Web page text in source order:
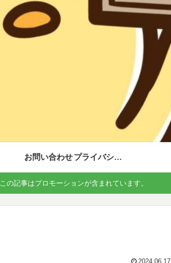
お問い合わせ プライバシーポリシー
この記事はプロモーションが含まれています。